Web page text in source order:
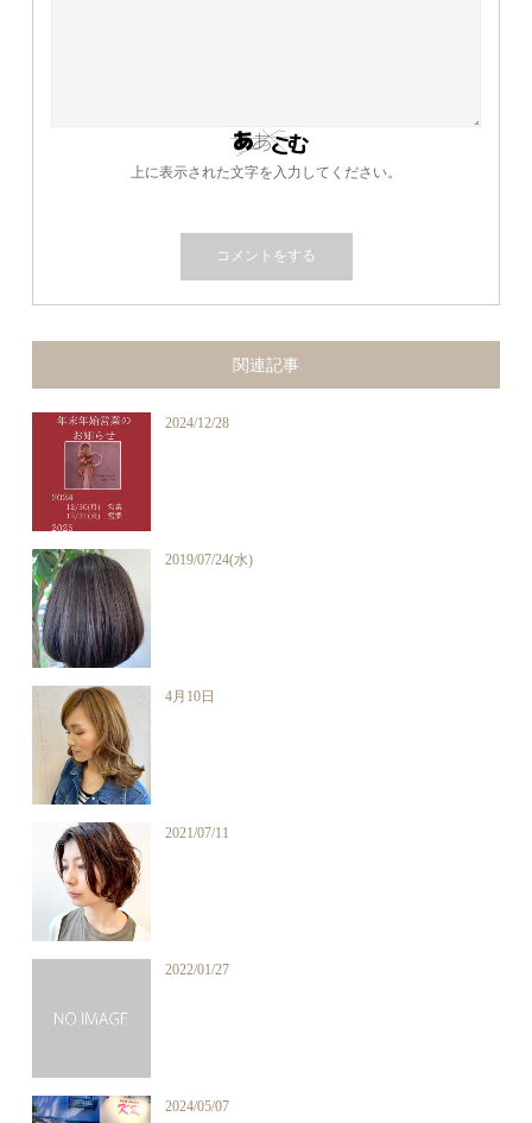
上に表示された文字を入力してください。
関連記事
2024/12/28
2019/07/24(水)
4月10日
2021/07/11
2022/01/27
2024/05/07